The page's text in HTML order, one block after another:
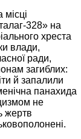
328» на
хреста
влади,
ради,
загиблих:
й запалили
панахида
не
жертв